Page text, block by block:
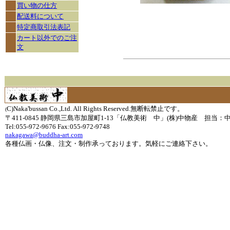
買い物の仕方
配送料について
特定商取引法表記
カート以外でのご注
文
(C)Naka'bussan Co.,Ltd. All Rights Reserved.無断転禁止です。
〒411-0845 静岡県三島市加屋町1-13「仏教美術 中」(株)中物産 担当：
Tel:055-972-9676 Fax:055-972-9748
nakagawa@buddha-art.com
各種仏画・仏像、注文・制作承っております。気軽にご連絡下さい。